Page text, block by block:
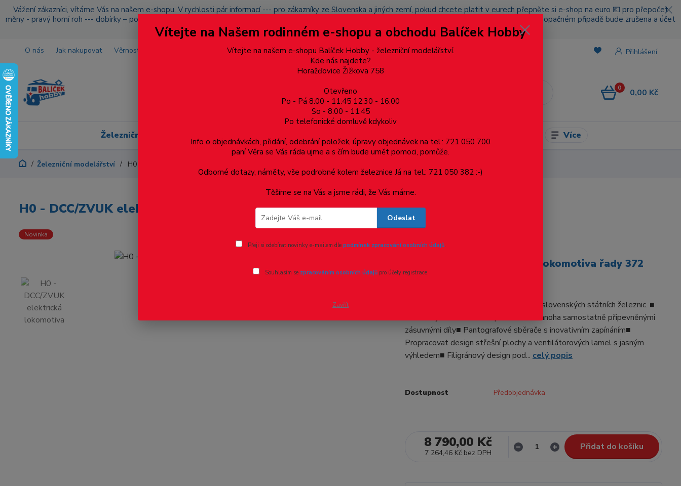
Vážení zákazníci, vítáme Vás na našem e-shopu. V rychlosti pár informací --- pro zákazníky ze Slovenska a jiných zemí, pokud chcete platit v eurech přepněte si e-shop na euro 💶 pro přepočet
měny - pravý horní roh --- dobírky – pokud si z nějakého důvodu zásilku nevyzvednete, bude po domluvě zaslána znovu s opětovnou platbou za poštovné, v opačném případě bude zrušena a účet
přidán na blacklist a rušeny následující objednávky.
O nás Jak nakupovat Věrnostní program Doprava a platba Více Přihlášení
0 0,00 Kč
Železniční modelářství Dárkové poukazy, upomínkové předměty Více
Železniční modelářství H0 - DCC/ZVUK elektrická lokomotiva řady 372 001-8 ČSD
H0 - DCC/ZVUK elektrická lokomotiva řady 372 001-8 ČSD
Novinka
H0 - DCC/ZVUK elektrická lokomotiva řady 372
001-8 ČSD
Elektrická lokomotiva 372 001 Československých státních železnic. ■
Model v jemně detailním provedení s mnoha samostatně připevněnými
zásuvnými díly■ Pantografové sběrače s inovativním zapínáním■
Propracovat design střešní plochy a ventilátorových lamel s jasným
výhledem■ Filigránový design pod... celý popis
Dostupnost Předobjednávka
8 790,00 Kč
7 264,46 Kč bez DPH
Přidat do košíku
Vítejte na Našem rodinném e-shopu a obchodu Balíček Hobby
Vítejte na našem e-shopu Balíček Hobby - železniční modelářství.
Kde nás najdete?
Horažďovice Žižkova 758
Otevřeno
Po - Pá 8:00 - 11:45 12:30 - 16:00
So - 8:00 - 11:45
Po telefonické domluvě kdykoliv
Info o objednávkách, přidání, odebrání položek, úpravy objednávek na tel.: 721 050 700
paní Věra se Vás ráda ujme a s čím bude umět pomoci, pomůže.
Odborné dotazy, náměty, vše podrobné kolem železnice Já na tel.: 721 050 382 :-)
Těšíme se na Vás a jsme rádi, že Vás máme.
Odeslat
Přeji si odebírat novinky e-mailem dle podmínek zpracování osobních údajů.
Souhlasím se zpracováním osobních údajůpro účely registrace.
Zavřít